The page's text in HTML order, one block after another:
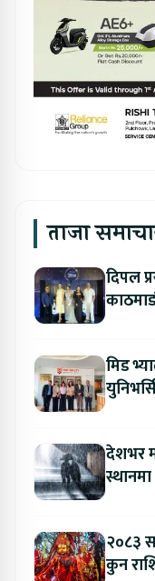
ताजा
दिपल
मिड
देशभर
२०८३
कुन